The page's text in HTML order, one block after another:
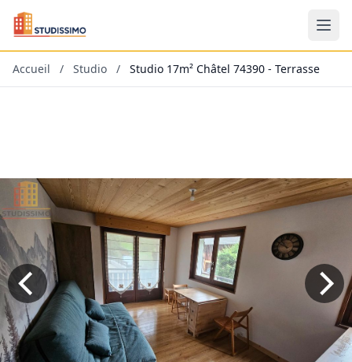
Accueil / Studio / Studio 17m² Châtel 74390 - Terrasse